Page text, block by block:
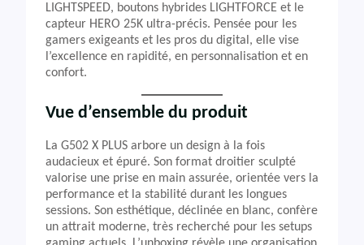
LIGHTSPEED, boutons hybrides LIGHTFORCE et le
capteur HERO 25K ultra-précis. Pensée pour les
gamers exigeants et les pros du digital, elle vise
l’excellence en rapidité, en personnalisation et en
confort.
Vue d’ensemble du produit
La G502 X PLUS arbore un design à la fois
audacieux et épuré. Son format droitier sculpté
valorise une prise en main assurée, orientée vers la
performance et la stabilité durant les longues
sessions. Son esthétique, déclinée en blanc, confère
un attrait moderne, très recherché pour les setups